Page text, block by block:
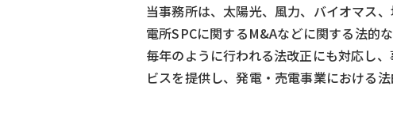
当事務所は、太陽光、風力、バイオマス
電所SPCに関するM&Aなどに関する法的
毎年のように行われる法改正にも対応し
ビスを提供し、発電・売電事業における法